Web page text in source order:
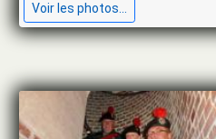
Voir les photos...